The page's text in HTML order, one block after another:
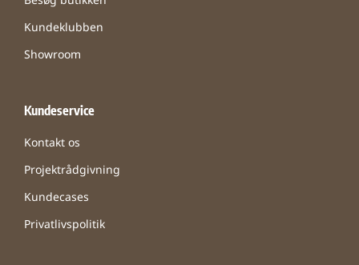
Kundeklubben
Showroom
Kundeservice
Kontakt os
Projektrådgivning
Kundecases
Privatlivspolitik